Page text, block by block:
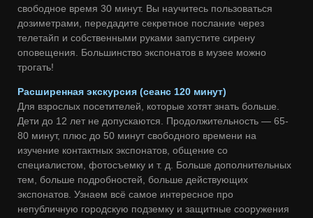
свободное время 30 минут. Вы научитесь пользоваться
дозиметрами, передадите секретное послание через
телетайп и собственными руками запустите сирену
оповещения. Большинство экспонатов в музее можно
трогать!
Расширенная экскурсия (сеанс 120 минут)
Для взрослых посетителей, которые хотят знать больше.
Дети до 12 лет не допускаются. Продолжительность — 65-
80 минут, плюс до 50 минут свободного времени на
изучение контактных экспонатов, общение со
специалистом, фотосъемку и т. д. Больше дополнительных
тем, больше подробностей, больше действующих
экспонатов. Узнаем всё самое интересное про
непубличную городскую подземку и защитные сооружения